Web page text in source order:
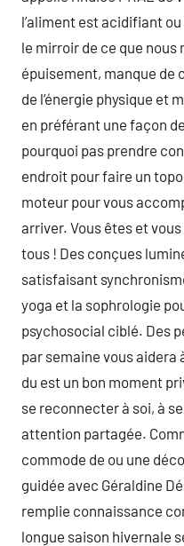
l’aliment est acidifiant
le mirroir de ce que nous
épuisement, manque
de l’énergie physique et
en préférant une façon
pourquoi pas prendre
endroit pour faire un
moteur pour vous
arriver. Vous êtes et
tous ! Des conçues
satisfaisant
yoga et la sophrologie
psychosocial ciblé. Des
par semaine vous aidera
du est un bon moment
se reconnecter à soi, à
attention partagée.
commode de ou une
guidée avec Géraldine
remplie connaissance
longue saison hivernale